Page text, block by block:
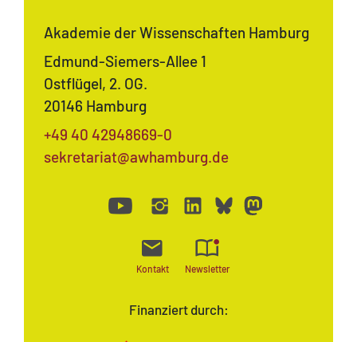
Finanziert durch:
Akademie der Wissenschaften Hamburg
Edmund-Siemers-Allee 1
Ostflügel, 2. OG.
20146 Hamburg
+49 40 42948669-0
sekretariat@awhamburg.de
Kontakt Newsletter